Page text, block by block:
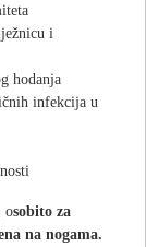
i
hodanja
infekcija u
osobito za
na nogama.